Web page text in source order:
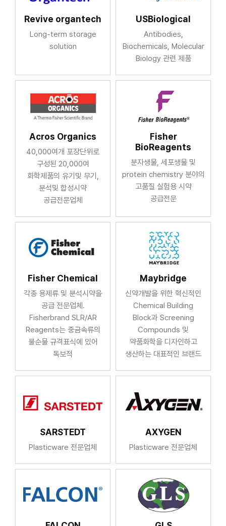
Revive organtech
Long-term storage
solution
USBiological
Antibodies,
Biochemicals, Molecular
Biology 관련 제품
Acros Organics
40,000여개 포장단위로
구성된 20,000여
화학제품의 유기및 무기,
분석및 합성시약
공급전문업체
Fisher
BioReagents
분자생물, 세포생물 및
protein chemistry 분야의
고품질 실험용 시약
공급전문
Fisher Chemical
각종 용제류 및 분석시약을
공급 전문업체.
Fisherbrand SLR/AR
Reagents는 중금속류의
불순물 규격표식에 있어
독보적
Maybridge
신약개발을 위한 혁신적인
Chemical Building
Block과 Screening
Compounds 및
약품화학을 디자인하고
생산하는 대표적인 브랜드
SARSTEDT
Plasticware 전문업체
AXYGEN
Plasticware 전문업체